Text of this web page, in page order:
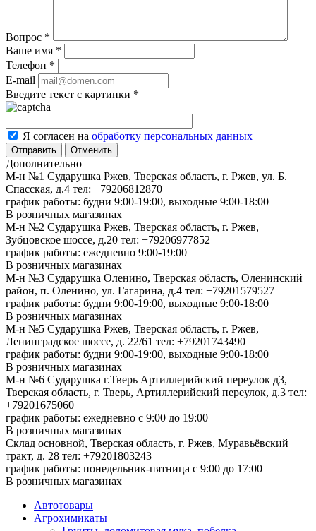
Вопрос *
Ваше имя *
Телефон *
E-mail
Введите текст с картинки *
Я согласен на обработку персональных данных
Отменить
Дополнительно
М-н №1 Сударушка Ржев, Тверская область, г. Ржев, ул. Б.
Спасская, д.4 тел: +79206812870
график работы: будни 9:00-19:00, выходные 9:00-18:00
В розничных магазинах
М-н №2 Cударушка Ржев, Тверская область, г. Ржев,
Зубцовское шоссе, д.20 тел: +79206977852
график работы: ежедневно 9:00-19:00
В розничных магазинах
М-н №3 Сударушка Оленино, Тверская область, Оленинский
район, п. Оленино, ул. Гагарина, д.4 тел: +79201579527
график работы: будни 9:00-19:00, выходные 9:00-18:00
В розничных магазинах
М-н №5 Сударушка Ржев, Тверская область, г. Ржев,
Ленинградское шоссе, д. 22/61 тел: +79201743490
график работы: будни 9:00-19:00, выходные 9:00-18:00
В розничных магазинах
М-н №6 Сударушка г.Тверь Артиллерийский переулок д3,
Тверская область, г. Тверь, Артиллерийский переулок, д.3 тел:
+79201675060
график работы: ежедневно с 9:00 до 19:00
В розничных магазинах
Склад основной, Тверская область, г. Ржев, Муравьёвский
тракт, д. 28 тел: +79201803243
график работы: понедельник-пятница с 9:00 до 17:00
В розничных магазинах
Автотовары
Агрохимикаты